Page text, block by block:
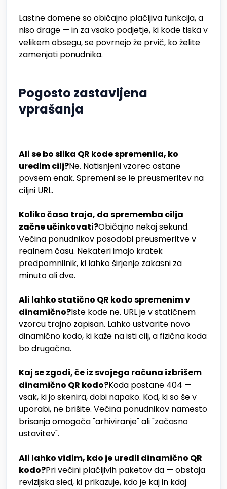
Lastne domene so običajno plačljiva funkcija, a
niso drage — in za vsako podjetje, ki kode tiska v
velikem obsegu, se povrnejo že prvič, ko želite
zamenjati ponudnika.
Pogosto zastavljena
vprašanja
Ali se bo slika QR kode spremenila, ko
uredim cilj?Ne. Natisnjeni vzorec ostane
povsem enak. Spremeni se le preusmeritev na
ciljni URL.
Koliko časa traja, da sprememba cilja
začne učinkovati?Običajno nekaj sekund.
Večina ponudnikov posodobi preusmeritve v
realnem času. Nekateri imajo kratek
predpomnilnik, ki lahko širjenje zakasni za
minuto ali dve.
Ali lahko statično QR kodo spremenim v
dinamično?Iste kode ne. URL je v statičnem
vzorcu trajno zapisan. Lahko ustvarite novo
dinamično kodo, ki kaže na isti cilj, a fizična koda
bo drugačna.
Kaj se zgodi, če iz svojega računa izbrišem
dinamično QR kodo?Koda postane 404 —
vsak, ki jo skenira, dobi napako. Kod, ki so še v
uporabi, ne brišite. Večina ponudnikov namesto
brisanja omogoča "arhiviranje" ali "začasno
ustavitev".
Ali lahko vidim, kdo je uredil dinamično QR
kodo?Pri večini plačljivih paketov da — obstaja
revizijska sled, ki prikazuje, kdo je kaj in kdaj